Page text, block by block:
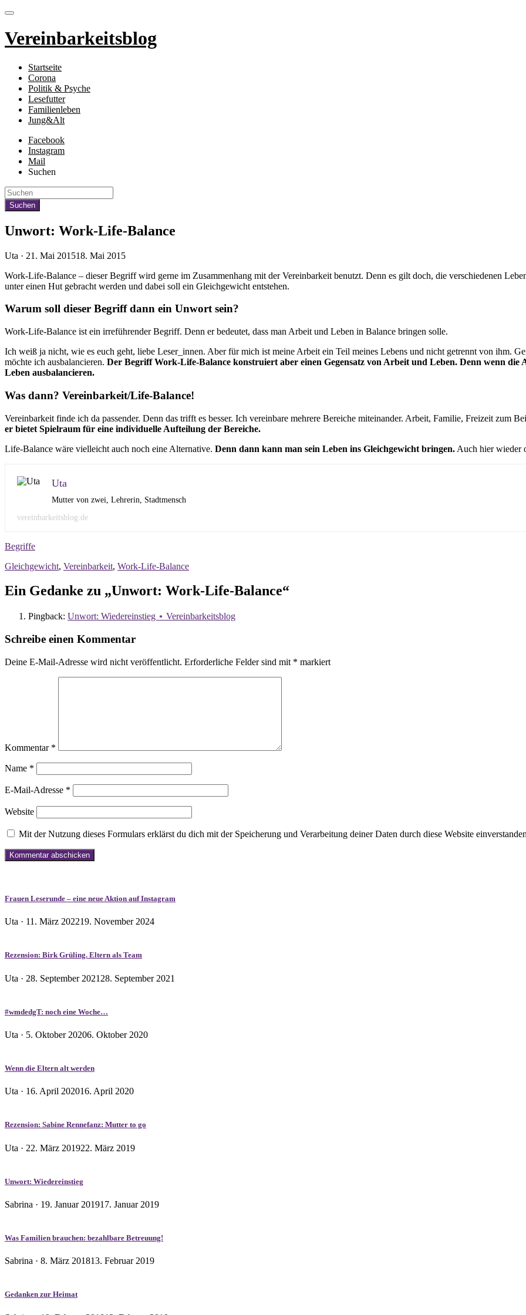
Vereinbarkeitsblog
Startseite
Corona
Politik & Psyche
Lesefutter
Familienleben
Jung&Alt
Facebook
Instagram
Mail
Suchen
Unwort: Work-Life-Balance
Uta · Veröffentlicht
21. Mai 201518. Mai 2015
Work-Life-Balance – dieser Begriff wird gerne im Zusammenhang mit der Vereinbarkeit benutzt. Denn es gilt doch, die verschiedenen
unter einen Hut gebracht werden und dabei soll ein Gleichgewicht entstehen.
Warum soll dieser Begriff dann ein Unwort sein?
Work-Life-Balance ist ein irreführender Begriff. Denn er bedeutet, dass man Arbeit und Leben in Balance bringen solle.
Ich weiß ja nicht, wie es euch geht, liebe Leser_innen. Aber für mich ist meine Arbeit ein Teil meines Lebens und nicht getrennt von ihm.
möchte ich ausbalancieren. Der Begriff Work-Life-Balance konstruiert aber einen Gegensatz von Arbeit und Leben. Denn wenn die
Leben ausbalancieren.
Was dann? Vereinbarkeit/Life-Balance!
Vereinbarkeit finde ich da passender. Denn das trifft es besser. Ich vereinbare mehrere Bereiche miteinander. Arbeit, Familie, Freizeit zum
er bietet Spielraum für eine individuelle Aufteilung der Bereiche.
Life-Balance wäre vielleicht auch noch eine Alternative. Denn dann kann man sein Leben ins Gleichgewicht bringen. Auch hier wieder
Uta
Mutter von zwei, Lehrerin, Stadtmensch
vereinbarkeitsblog.de
Begriffe
Gleichgewicht, Vereinbarkeit, Work-Life-Balance
Ein Gedanke zu „Unwort: Work-Life-Balance“
Pingback: Unwort: Wiedereinstieg ⋆ Vereinbarkeitsblog
Schreibe einen Kommentar
Deine E-Mail-Adresse wird nicht veröffentlicht. Erforderliche Felder sind mit * markiert
Kommentar *
Name *
E-Mail-Adresse *
Website
Mit der Nutzung dieses Formulars erklärst du dich mit der Speicherung und Verarbeitung deiner Daten durch diese Website
Frauen Leserunde – eine neue Aktion auf Instagram
Uta · Veröffentlicht
11. März 202219. November 2024
Rezension: Birk Grüling. Eltern als Team
Uta · Veröffentlicht
28. September 2021 28. September 2021
#wmdedgT: noch eine Woche…
Uta · Veröffentlicht
5. Oktober 20206. Oktober 2020
Wenn die Eltern alt werden
Uta · Veröffentlicht
16. April 202016. April 2020
Rezension: Sabine Rennefanz: Mutter to go
Uta · Veröffentlicht
22. März 201922. März 2019
Unwort: Wiedereinstieg
Sabrina · Veröffentlicht
19. Januar 201917. Januar 2019
Was Familien brauchen: bezahlbare Betreuung!
Sabrina · Veröffentlicht
8. März 201813. Februar 2019
Gedanken zur Heimat